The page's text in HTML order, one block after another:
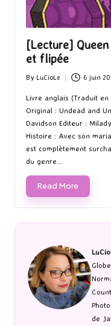
[Lecture]
et flipée
Posted
by
By LuCioLe 6 juin
Livre anglais (Traduit
Original : Undead and
Davidson Editeur :
Histoire : Avec son
est complètement
du genre…
Read More
de